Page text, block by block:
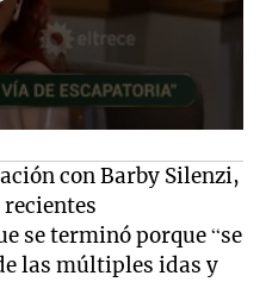
con Barby Silenzi,
se terminó porque “se
las múltiples idas y